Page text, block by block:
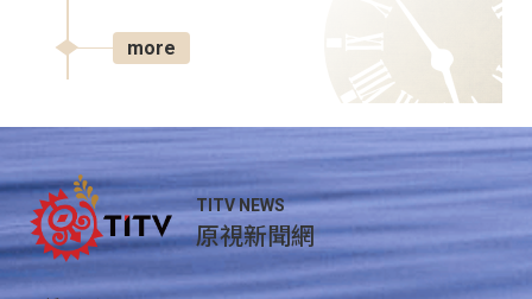
more
TITV NEWS
原視新聞網